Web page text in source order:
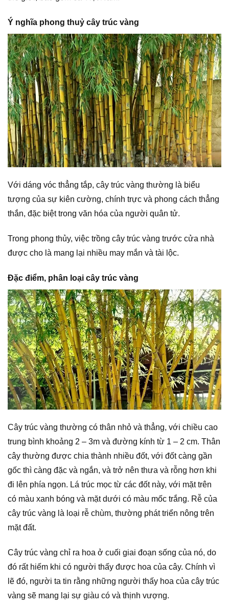
Ý nghĩa phong thuỷ cây trúc vàng
Với dáng vóc thẳng tắp, cây trúc vàng thường là biểu
tượng của sự kiên cường, chính trực và phong cách thẳng
thắn, đặc biệt trong văn hóa của người quân tử.
Trong phong thủy, việc trồng cây trúc vàng trước cửa nhà
được cho là mang lại nhiều may mắn và tài lộc.
Đặc điểm, phân loại cây trúc vàng
Cây trúc vàng thường có thân nhỏ và thẳng, với chiều cao
trung bình khoảng 2 – 3m và đường kính từ 1 – 2 cm. Thân
cây thường được chia thành nhiều đốt, với đốt càng gần
gốc thì càng đặc và ngắn, và trở nên thưa và rỗng hơn khi
đi lên phía ngọn. Lá trúc mọc từ các đốt này, với mặt trên
có màu xanh bóng và mặt dưới có màu mốc trắng. Rễ của
cây trúc vàng là loại rễ chùm, thường phát triển nông trên
mặt đất.
Cây trúc vàng chỉ ra hoa ở cuối giai đoạn sống của nó, do
đó rất hiếm khi có người thấy được hoa của cây. Chính vì
lẽ đó, người ta tin rằng những người thấy hoa của cây trúc
vàng sẽ mang lại sự giàu có và thịnh vượng.